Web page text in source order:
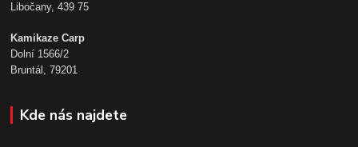
Libočany, 439 75
Kamikaze Carp
Dolní 1566/2
Bruntál, 79201
Kde nás najdete